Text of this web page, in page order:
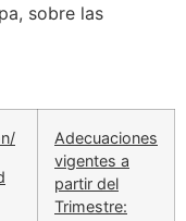
sobre las
Adecuaciones
vigentes a
partir del
Trimestre: